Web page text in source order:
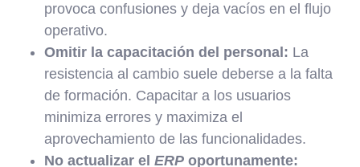
provoca confusiones y deja vacíos en el flujo
operativo.
Omitir la capacitación del personal: La
resistencia al cambio suele deberse a la falta
de formación. Capacitar a los usuarios
minimiza errores y maximiza el
aprovechamiento de las funcionalidades.
No actualizar el ERP oportunamente: